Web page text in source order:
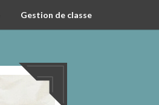
Gestion de classe